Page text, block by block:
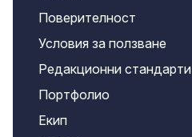
Поверителност
Условия за ползване
Редакционни стандарти
Портфолио
Екип